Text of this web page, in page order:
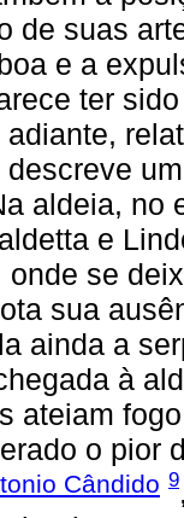
de suas
e a
ter
aldeia, no
e
onde se
sua
ainda a
à
ateiam
o pior
Cândido 9